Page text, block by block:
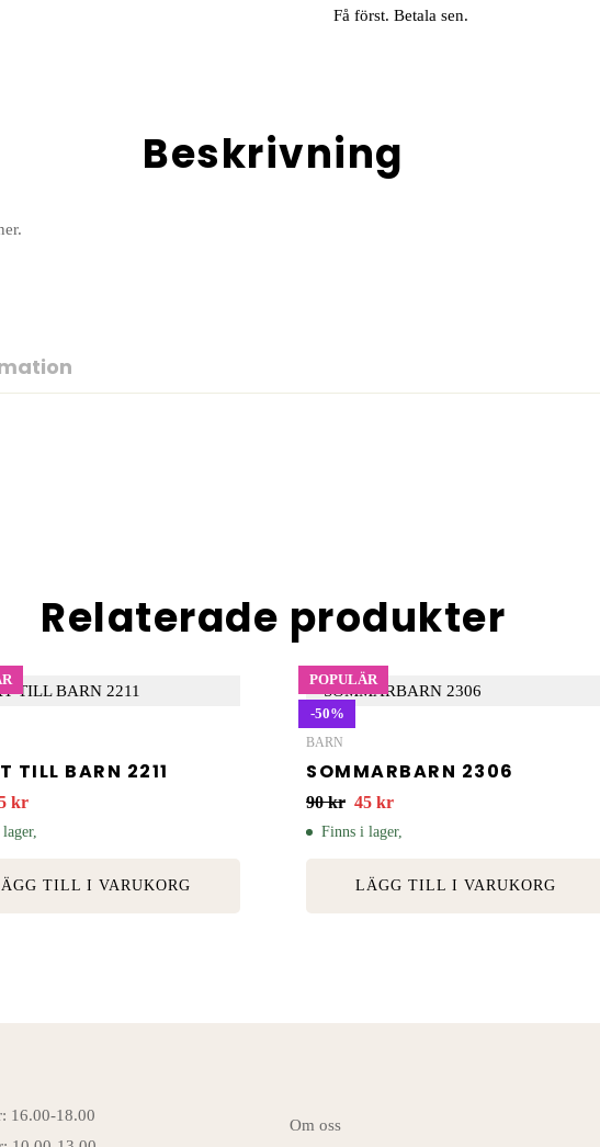
Få först. Betala sen.
Beskrivning
Relaterade produkter
TILL BARN 2211
kr
TILL I VARUKORG
POPULÄR
-50%
BARN
SOMMARBARN 2306
90kr 45 kr
Finns i lager,
LÄGG TILL I VARUKORG
16.00-18.00
Om oss